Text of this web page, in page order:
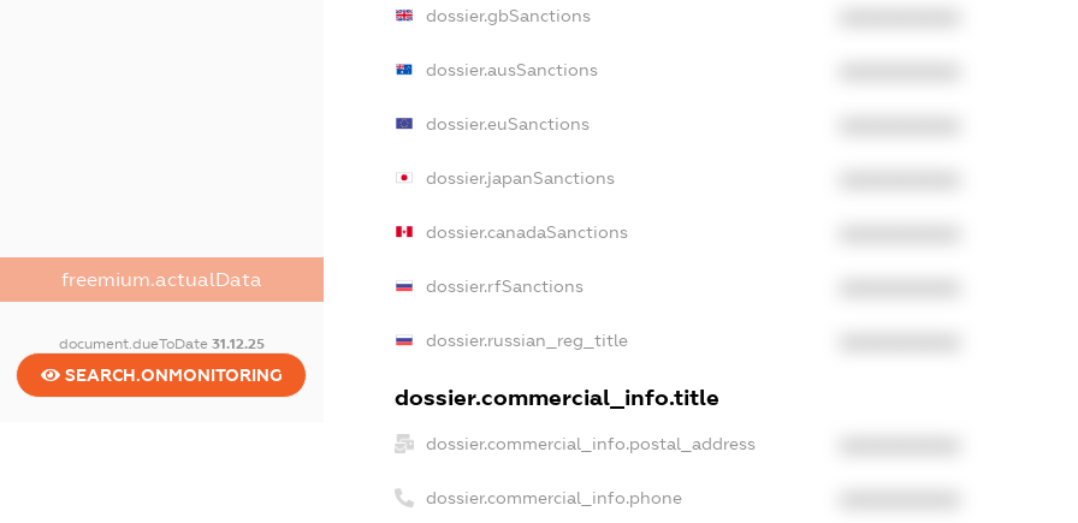
freemium.actualData
document.dueToDate 31.12.25
SEARCH.ONMONITORING
dossier.gbSanctions
dossier.ausSanctions
dossier.euSanctions
dossier.japanSanctions
dossier.canadaSanctions
dossier.rfSanctions
dossier.russian_reg_title
dossier.commercial_info.title
dossier.commercial_info.postal_address
dossier.commercial_info.phone